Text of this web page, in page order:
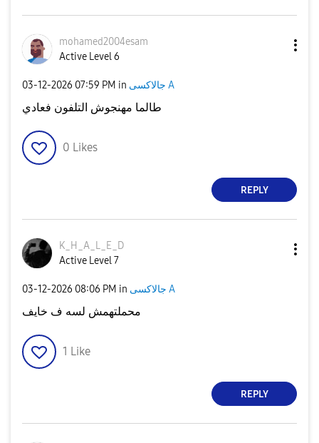
mohamed2004esam
Active Level 6
‎03-12-2026 07:59 PM in جالاكسى A
طالما مهنجوش التلفون فعادي
0 Likes
REPLY
K_H_A_L_E_D
Active Level 7
‎03-12-2026 08:06 PM in جالاكسى A
محملتهمش لسه ف خايف
1 Like
REPLY